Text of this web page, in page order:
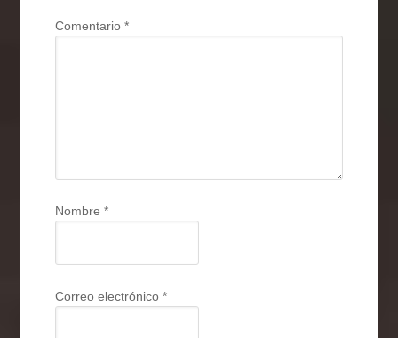
Comentario*
Nombre*
Correo electrónico*